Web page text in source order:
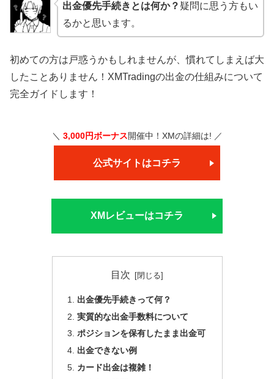
出金優先手続きとは何か？ 疑問に思う方もい
るかと思います。
初めての方は戸惑うかもしれませんが、慣れてしまえば大
したことありません！XMTradingの出金の仕組みについて
完全ガイドします！
＼ 3,000円ボーナス開催中！XMの詳細は! ／
公式サイトはコチラ
XMレビューはコチラ
目次
出金優先手続きって何？
実質的な出金手数料について
ポジションを保有したまま出金可
出金できない例
カード出金は複雑！